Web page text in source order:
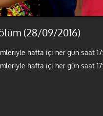
(28/09/2016)
hafta içi her gün saat
hafta içi her gün saat